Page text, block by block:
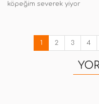
köpeğim severek yiyor
1 2 3 4